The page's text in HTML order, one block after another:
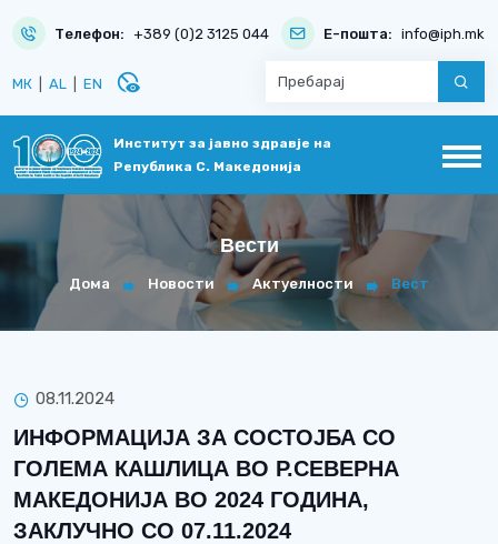
Телефон: +389 (0)2 3125 044 Е-пошта: info@iph.mk
МК AL EN disabled_visible
Институт за јавно здравје на
Република С. Македонија
Вести
Дома Новости Актуелности Вест
08.11.2024
ИНФОРМАЦИЈА ЗА СОСТОЈБА СО
ГОЛЕМА КАШЛИЦА ВО Р.СЕВЕРНА
МАКЕДОНИЈА ВО 2024 ГОДИНА,
ЗАКЛУЧНО СО 07.11.2024